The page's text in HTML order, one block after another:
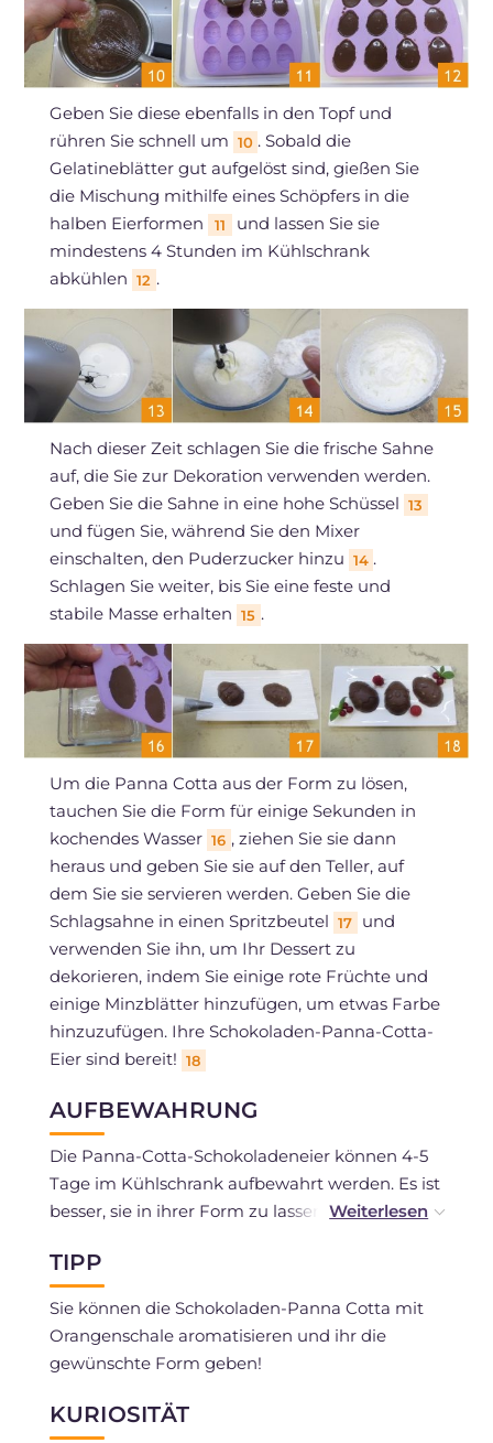
Geben Sie diese ebenfalls in den Topf und
rühren Sie schnell um 10 . Sobald die
Gelatineblätter gut aufgelöst sind, gießen Sie
die Mischung mithilfe eines Schöpfers in die
halben Eierformen
11
und lassen Sie sie
mindestens 4 Stunden im Kühlschrank
abkühlen 12 .
Nach dieser Zeit schlagen Sie die frische Sahne
auf, die Sie zur Dekoration verwenden werden.
Geben Sie die Sahne in eine hohe Schüssel 13
und fügen Sie, während Sie den Mixer
einschalten, den Puderzucker hinzu 14 .
Schlagen Sie weiter, bis Sie eine feste und
stabile Masse erhalten 15 .
Um die Panna Cotta aus der Form zu lösen,
tauchen Sie die Form für einige Sekunden in
kochendes Wasser 16 , ziehen Sie sie dann
heraus und geben Sie sie auf den Teller, auf
dem Sie sie servieren werden. Geben Sie die
Schlagsahne in einen Spritzbeutel 17
und
verwenden Sie ihn, um Ihr Dessert zu
dekorieren, indem Sie einige rote Früchte und
einige Minzblätter hinzufügen, um etwas Farbe
hinzuzufügen. Ihre Schokoladen-Panna-Cotta-
Eier sind bereit! 18
AUFBEWAHRUNG
Die Panna-Cotta-Schokoladeneier können 4-5
Tage im Kühlschrank aufbewahrt werden. Es ist
besser, sie in ihrer Form zu lassen und mit
TIPP
Sie können die Schokoladen-Panna Cotta mit
Orangenschale aromatisieren und ihr die
gewünschte Form geben!
KURIOSITÄT